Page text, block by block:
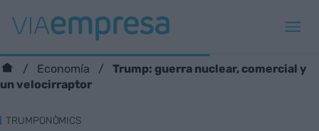
Economía
Trump: guerra nuclear, comercial y
un velocirraptor
TRUMPONÒMICS